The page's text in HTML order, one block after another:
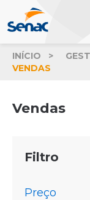
INÍCIO
VENDAS
Vendas
Filtro
Preço